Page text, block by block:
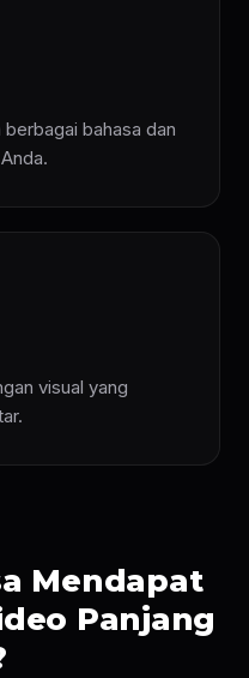
bahasa dan
visual yang
Mendapat
Panjang